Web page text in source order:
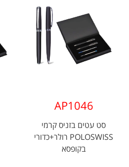
AP1046
סט עטים בזניס קרמי
POLOSWISS רולר+כדורי
בקופסא